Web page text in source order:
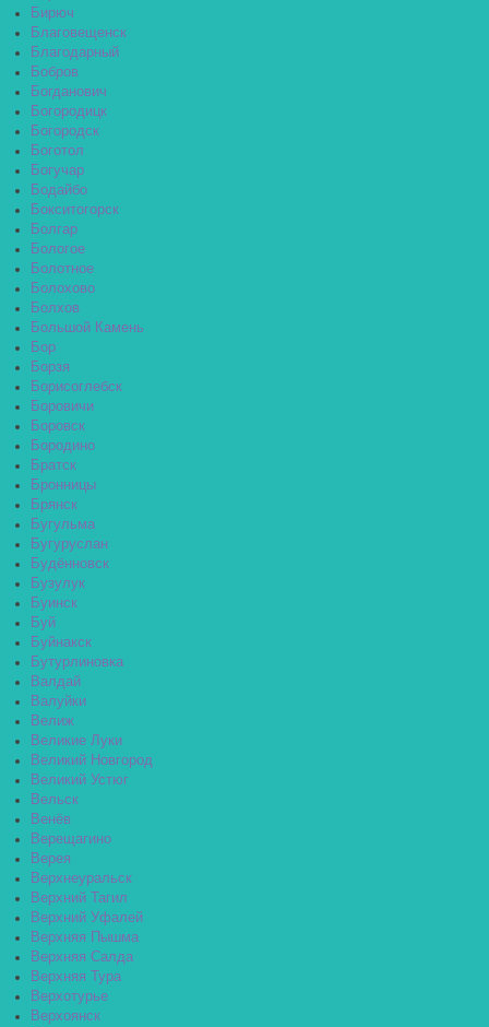
Бирюч
Благовещенск
Благодарный
Бобров
Богданович
Богородицк
Богородск
Боготол
Богучар
Бодайбо
Бокситогорск
Болгар
Бологое
Болотное
Болохово
Болхов
Большой Камень
Бор
Борзя
Борисоглебск
Боровичи
Боровск
Бородино
Братск
Бронницы
Брянск
Бугульма
Бугуруслан
Будённовск
Бузулук
Буинск
Буй
Буйнакск
Бутурлиновка
Валдай
Валуйки
Велиж
Великие Луки
Великий Новгород
Великий Устюг
Вельск
Венёв
Верещагино
Верея
Верхнеуральск
Верхний Тагил
Верхний Уфалей
Верхняя Пышма
Верхняя Салда
Верхняя Тура
Верхотурье
Верхоянск